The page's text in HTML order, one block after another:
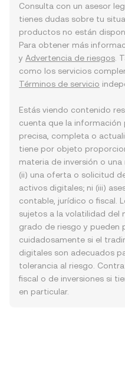
Consulta con un asesor
tienes dudas sobre tu
productos no están
Para obtener más
y Advertencia de riesgos .
como los servicios
Términos de servicio
Estás viendo contenido
cuenta que la
precisa, completa o
tiene por objeto
materia de inversión o
(ii) una oferta o solicitud
activos digitales; ni (iii)
contable, jurídico o fiscal.
sujetos a la volatilidad del
grado de riesgo y pueden
cuidadosamente si el
digitales son adecuados
tolerancia al riesgo.
fiscal o de inversiones si
en particular.